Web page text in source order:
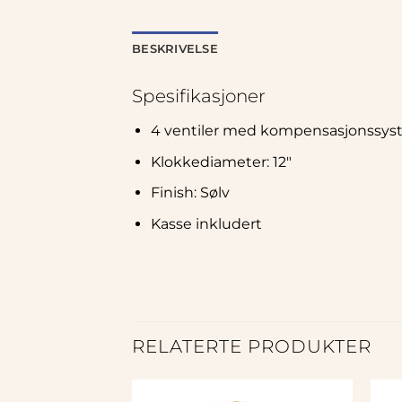
BESKRIVELSE
Spesifikasjoner
4 ventiler med
Klokkediameter: 12″
Finish: Sølv
Kasse inkludert
RELATERTE PRODUKTER